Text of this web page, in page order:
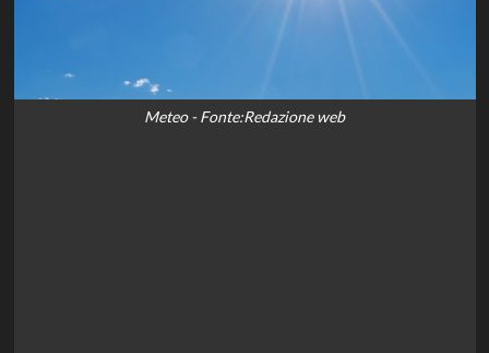
Meteo - Fonte:Redazione web